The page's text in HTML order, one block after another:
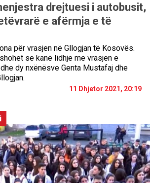
drejtuesi i autobusit,
e afërmja e të
për vrasjen në Gllogjan të Kosovës.
se kanë lidhje me vrasjen e
dy nxënësve Genta Mustafaj dhe
11 Dhjetor 2021, 20:19